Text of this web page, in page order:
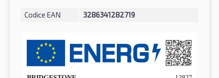
Codice EAN 3286341282719